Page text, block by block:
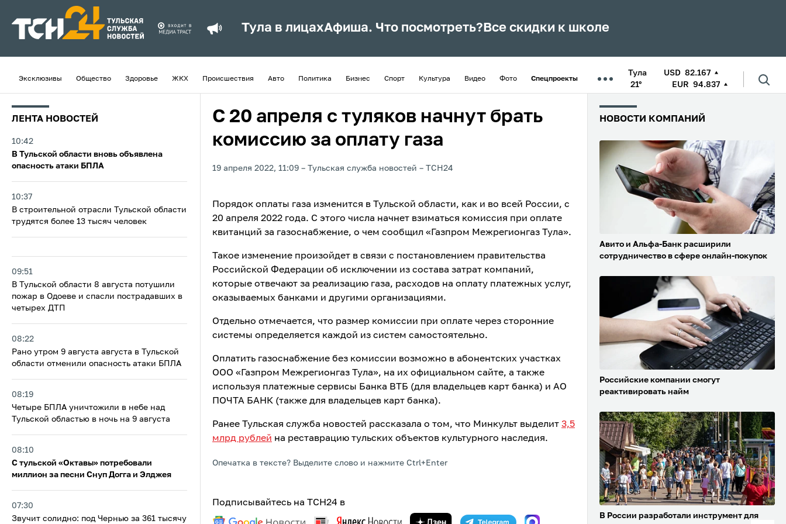
Тула в лицахАфиша. Что посмотреть? Все скидки к школе
Эксклюзивы Общество Здоровье ЖКХ Происшествия Авто Политика Бизнес Спорт Культура Видео Фото Спецпроекты
Тула
21°
USD 82.167
EUR 94.837
ЛЕНТА НОВОСТЕЙ
10:42
В Тульской области вновь объявлена
опасность атаки БПЛА
10:37
В строительной отрасли Тульской области
трудятся более 13 тысяч человек
09:51
В Тульской области 8 августа потушили
пожар в Одоеве и спасли пострадавших в
четырех ДТП
08:22
Рано утром 9 августа августа в Тульской
области отменили опасность атаки БПЛА
08:19
Четыре БПЛА уничтожили в небе над
Тульской областью в ночь на 9 августа
08:10
С тульской «Октавы» потребовали
миллион за песни Снуп Догга и Элджея
07:30
Звучит солидно: под Чернью за 361 тысячу
С 20 апреля с туляков начнут брать
комиссию за оплату газа
19 апреля 2022, 11:09 Тульская служба новостей ТСН24
Порядок оплаты газа изменится в Тульской области, как и во всей России, с
20 апреля 2022 года. С этого числа начнет взиматься комиссия при оплате
квитанций за газоснабжение, о чем сообщил «Газпром Межрегионгаз Тула».
Такое изменение произойдет в связи с постановлением правительства
Российской Федерации об исключении из состава затрат компаний,
которые отвечают за реализацию газа, расходов на оплату платежных услуг,
оказываемых банками и другими организациями.
Отдельно отмечается, что размер комиссии при оплате через сторонние
системы определяется каждой из систем самостоятельно.
Оплатить газоснабжение без комиссии возможно в абонентских участках
ООО «Газпром Межрегионгаз Тула», на их официальном сайте, а также
используя платежные сервисы Банка ВТБ (для владельцев карт банка) и АО
ПОЧТА БАНК (также для владельцев карт банка).
Ранее Тульская служба новостей рассказала о том, что Минкульт выделит 3,5
млрд рублей на реставрацию тульских объектов культурного наследия.
Опечатка в тексте? Выделите слово и нажмите Ctrl+Enter
Подписывайтесь на ТСН24 в
НОВОСТИ КОМПАНИЙ
Авито и Альфа-Банк расширили
сотрудничество в сфере онлайн-покупок
Российские компании смогут
реактивировать найм
В России разработали инструмент для